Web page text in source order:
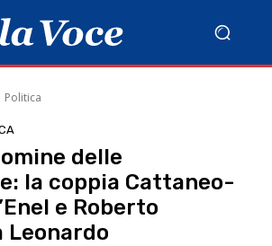
Politica
delle
la coppia Cattaneo-
e Roberto
Leonardo